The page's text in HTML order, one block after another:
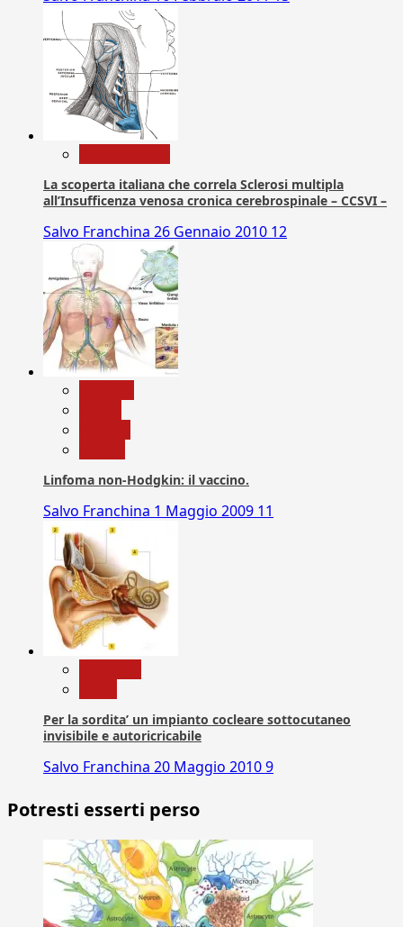
La scoperta italiana che correla Sclerosi multipla
all’Insufficenza venosa cronica cerebrospinale – CCSVI –
Salvo Franchina 26 Gennaio 2010 12
Linfoma non-Hodgkin: il vaccino.
Salvo Franchina 1 Maggio 2009 11
Per la sordita’ un impianto cocleare sottocutaneo
invisibile e autoricricabile
Salvo Franchina 20 Maggio 20109
Potresti esserti perso